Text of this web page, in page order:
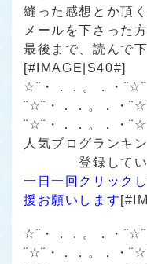
縫った感想とか頂
メールを下さった
最後まで、読んで
[#IMAGE|S40#]
☆¨・．．。．・¨☆¨
¨☆¨・．．。．・
¨☆¨・．．。．・
人気ブログランキ
登録してい
一日一回クリック
援お願いします
☆¨・．．。．・¨☆¨
¨☆¨・．．。．・